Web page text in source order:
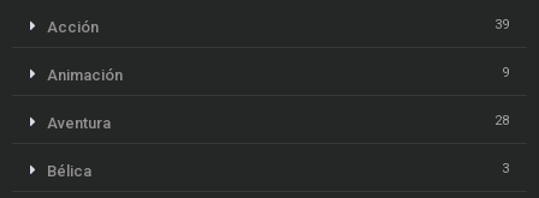
Acción 39
Animación 9
Aventura 28
Bélica 3